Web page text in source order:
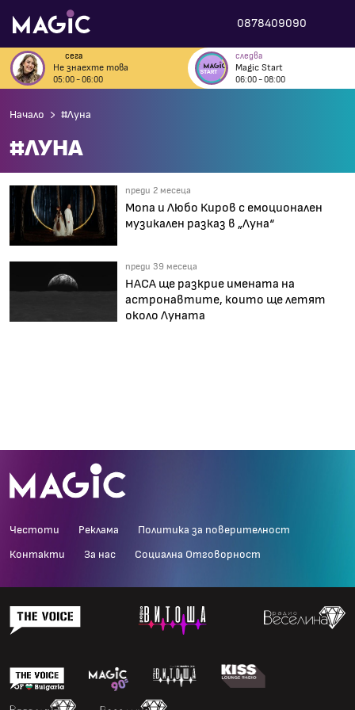
0878409090
сега
Не знаехте това
05:00 - 06:00
следва
Magic Start
06:00 - 08:00
Начало #Луна
#ЛУНА
преди 2 месеца
Mona и Любо Киров с емоционален
музикален разказ в „Луна“
преди 39 месеца
НАСА ще разкрие имената на
астронавтите, които ще летят
около Луната
Честоти Реклама Политика за поверителност
Контакти За нас Социална Отговорност